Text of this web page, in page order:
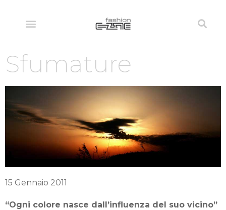
Sfumature
15 Gennaio 2011
“Ogni colore nasce dall’influenza del suo vicino”